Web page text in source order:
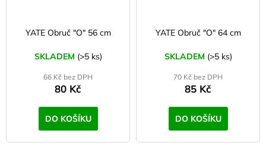
YATE Obruč "O" 56 cm
SKLADEM (>5 ks)
66 Kč bez DPH
80 Kč
DO KOŠÍKU
YATE Obruč "O" 64 cm
SKLADEM (>5 ks)
70 Kč bez DPH
85 Kč
DO KOŠÍKU